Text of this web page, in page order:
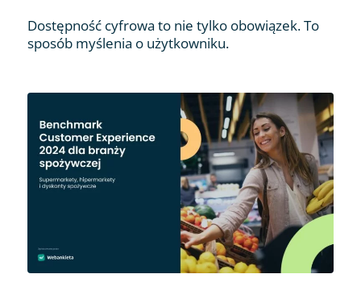
Dostępność cyfrowa to nie tylko obowiązek. To
sposób myślenia o użytkowniku.